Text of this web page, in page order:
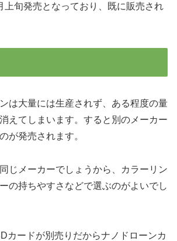
上旬発売となっており、既に販売され
は大量には生産されず、ある程度の量
えてしまいます。すると別のメーカー
が発売されます。
じメーカーでしょうから、カラーリン
の持ちやすさなどで選ぶのがよいでし
カードが別売りだからナノドローンカ